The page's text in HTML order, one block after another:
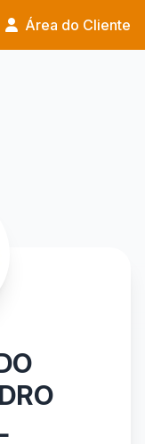
Área do Cliente